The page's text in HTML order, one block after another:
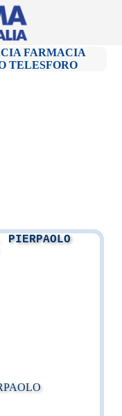
FARMACIA
TELESFORO
PIERPAOLO